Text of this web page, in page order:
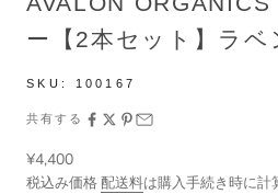
ー【2本セット】ラベ
SKU: 100167
共有する
セール価格
¥4,400
税込み価格配送料は購入手続き時に計